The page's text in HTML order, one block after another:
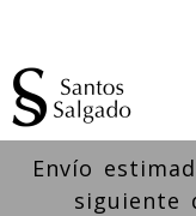
Envío
siguiente